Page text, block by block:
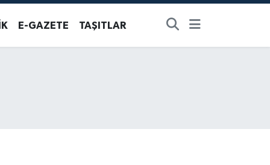
E-GAZETE TAŞITLAR